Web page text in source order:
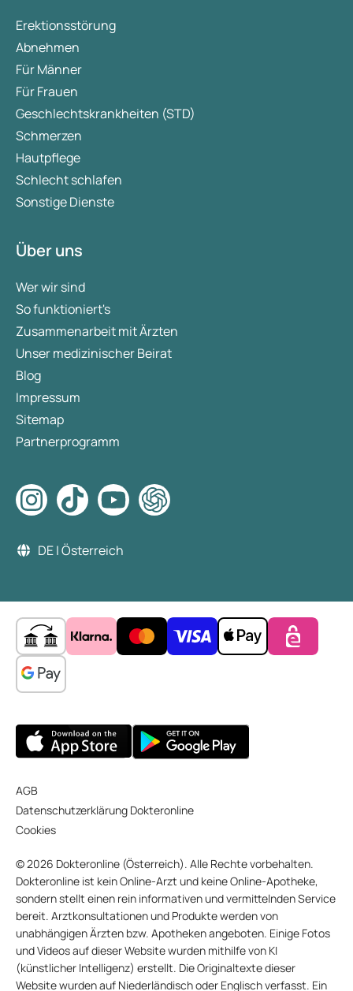
Erektionsstörung
Abnehmen
Für Männer
Für Frauen
Geschlechtskrankheiten (STD)
Schmerzen
Hautpflege
Schlecht schlafen
Sonstige Dienste
Über uns
Wer wir sind
So funktioniert's
Zusammenarbeit mit Ärzten
Unser medizinischer Beirat
Blog
Impressum
Sitemap
Partnerprogramm
DE | Österreich
AGB
Datenschutzerklärung Dokteronline
Cookies
© 2026 Dokteronline (Österreich). Alle Rechte vorbehalten.
Dokteronline ist kein Online-Arzt und keine Online-Apotheke,
sondern stellt einen rein informativen und vermittelnden Service
bereit. Arztkonsultationen und Produkte werden von
unabhängigen Ärzten bzw. Apotheken angeboten. Einige Fotos
und Videos auf dieser Website wurden mithilfe von KI
(künstlicher Intelligenz) erstellt. Die Originaltexte dieser
Website wurden auf Niederländisch oder Englisch verfasst. Ein